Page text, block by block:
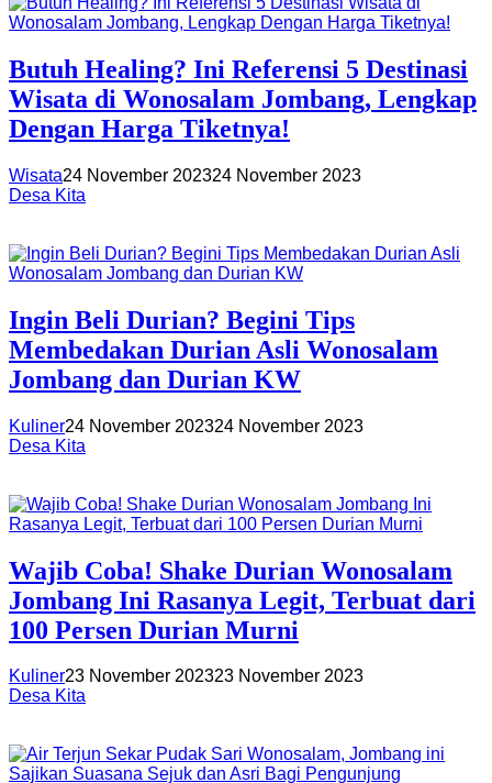
Butuh Healing? Ini Referensi 5 Destinasi
Wisata di Wonosalam Jombang, Lengkap
Dengan Harga Tiketnya!
Wisata24 November 202324 November 2023
Desa Kita
Ingin Beli Durian? Begini Tips
Membedakan Durian Asli Wonosalam
Jombang dan Durian KW
Kuliner24 November 202324 November 2023
Desa Kita
Wajib Coba! Shake Durian Wonosalam
Jombang Ini Rasanya Legit, Terbuat dari
100 Persen Durian Murni
Kuliner23 November 202323 November 2023
Desa Kita